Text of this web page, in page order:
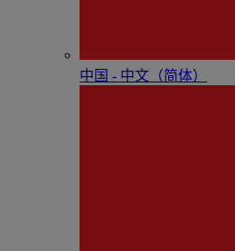
中国 - 中⽂（简体）